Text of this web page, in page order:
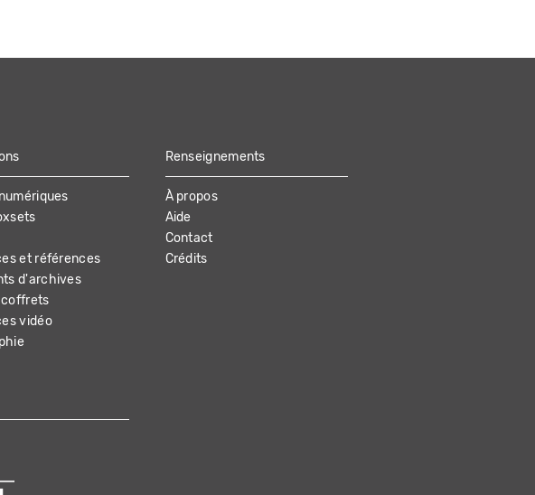
et références
d'archives
coffrets
vidéo
Renseignements
À propos
Aide
Contact
Crédits